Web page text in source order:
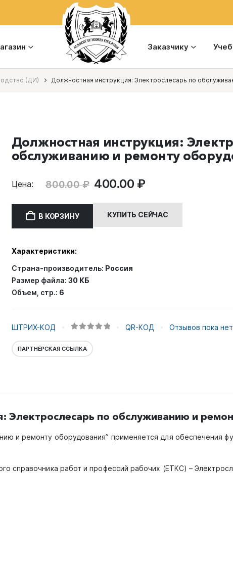
Заказчику
(ДИ) Должностная инструкция: Электрослесарь по
Должностная инструкция:
обслуживанию и ремонту
Цена: 800.00₽ Первоначальная
составляла
800.00 ₽.
400.00 ₽Текущая
400.00 ₽.
В КОРЗИНУ КУПИТЬ СЕЙЧАС
Характеристики:
Страна-производитель: Россия
Размер файла: 30 КБ
Объем, стр.: 6
ШТРИХ-КОД QR-КОД Отзывов пока
ПАРТНЁРСКАЯ ССЫЛКА
Электрослесарь по обслуживанию и
и ремонту оборудования” применяется для обеспечения
справочника работ и профессий рабочих (ЕТКС) –